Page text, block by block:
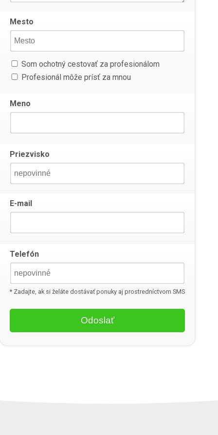
Mesto
Som ochotný cestovať za profesionálom
Profesionál môže prísť za mnou
Meno
Priezvisko
E-mail
Telefón
* Zadajte, ak si želáte dostávať ponuky aj prostredníctvom SMS